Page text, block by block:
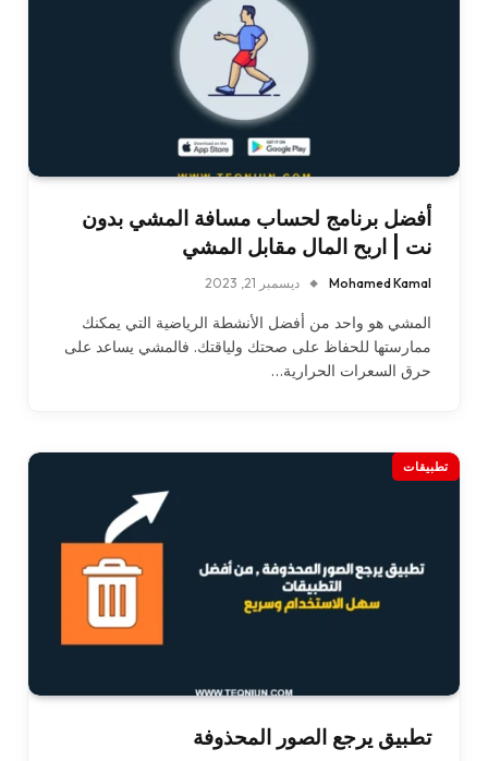
أفضل برنامج لحساب مسافة المشي بدون
نت | اربح المال مقابل المشي
Mohamed Kamal ديسمبر 21, 2023
المشي هو واحد من أفضل الأنشطة الرياضية التي يمكنك
ممارستها للحفاظ على صحتك ولياقتك. فالمشي يساعد على
حرق السعرات الحرارية…
تطبيقات
تطبيق يرجع الصور المحذوفة